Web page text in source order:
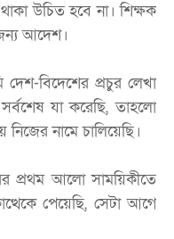
উচিত হবে না। শিক্ষক
আদেশ।
বিদেশের প্রচুর লেখা
যা করেছি, তাহলো
নামে চালিয়েছি।
প্রথম আলো সাময়িকীতে
পেয়েছি, সেটা আগে